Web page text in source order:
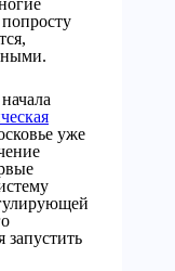
уже
запустить